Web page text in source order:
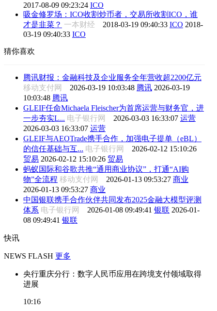
2017-08-09 09:23:24 ICO
吸金修罗场：ICO收割炒币者，交易所收割ICO，谁
才是韭菜？ 一本财经 2018-03-19 09:40:33 ICO 2018-
03-19 09:40:33 ICO
猜你喜欢
腾讯财报：金融科技及企业服务全年营收超2200亿元
移动支付网 2026-03-19 10:03:48 腾讯 2026-03-19
10:03:48 腾讯
GLEIF任命Michaela Fleischer为首席运营与财务官，进
一步夯实L... 电子银行网 2026-03-03 16:33:07 运营
2026-03-03 16:33:07 运营
GLEIF与AEOTrade携手合作，加强电子提单（eBL）
的信任基础与互... 电子银行网 2026-02-12 15:10:26
贸易 2026-02-12 15:10:26 贸易
蚂蚁国际和谷歌共推“通用商业协议”，打通“AI购
物”全流程 移动支付网 2026-01-13 09:53:27 商业
2026-01-13 09:53:27 商业
中国银联携手合作伙伴共同发布2025金融大模型评测
体系 电子银行网 2026-01-08 09:49:41 银联 2026-01-
08 09:49:41 银联
快讯
NEWS FLASH 更多
央行重庆分行：数字人民币应用在跨境支付领域取得
进展
10:16